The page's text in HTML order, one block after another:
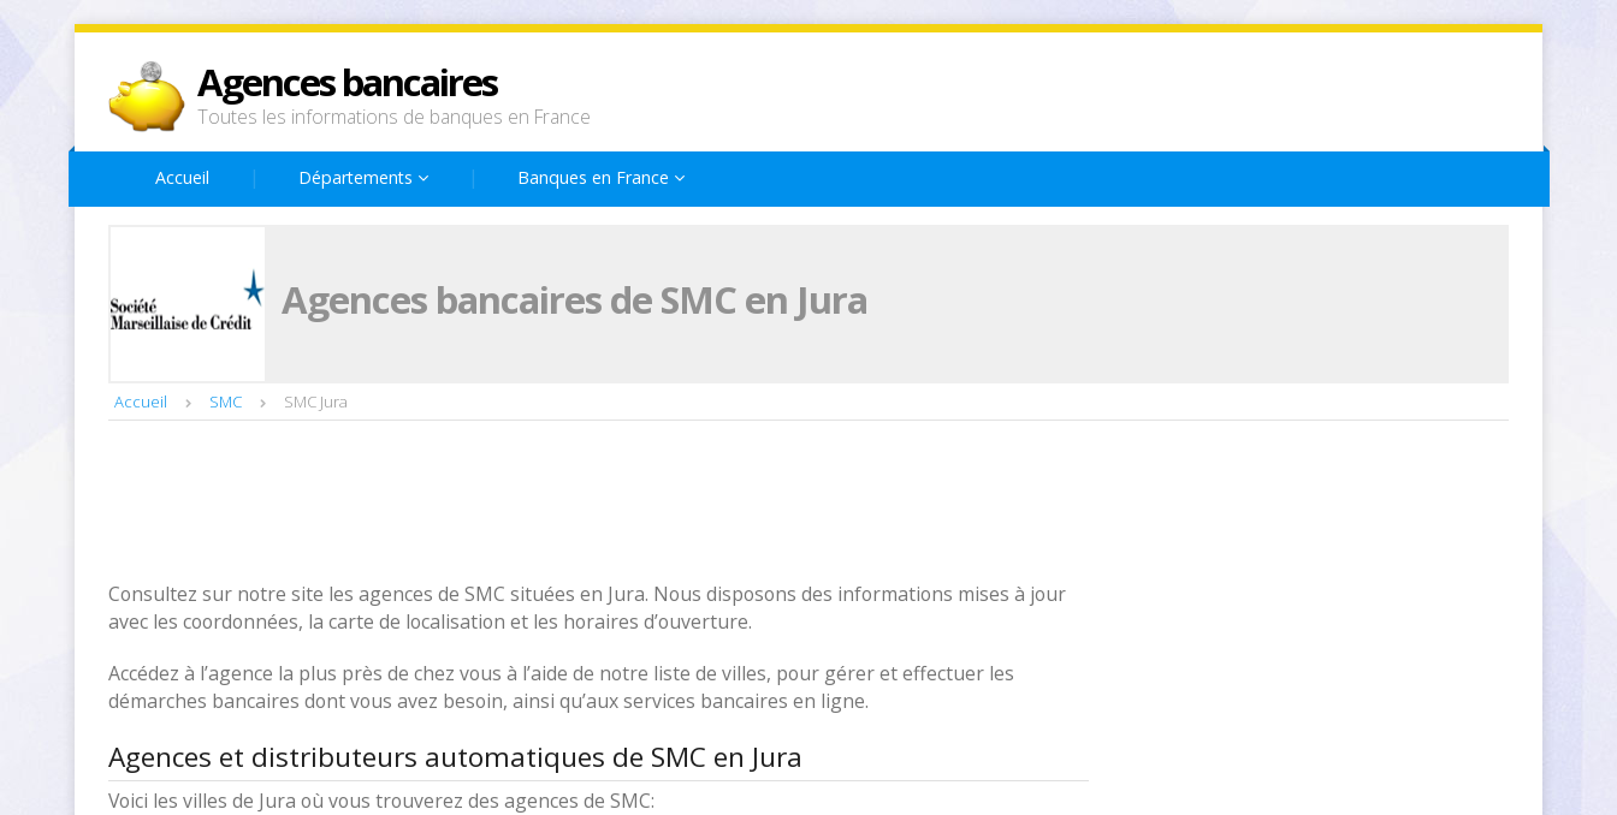
Agences bancaires
Toutes les informations de banques en France
Accueil Départements Banques en France
Agences bancaires de SMC en Jura
Accueil SMC SMC Jura
Consultez sur notre site les agences de SMC situées en Jura. Nous disposons des informations mises à jour
avec les coordonnées, la carte de localisation et les horaires d’ouverture.
Accédez à l’agence la plus près de chez vous à l’aide de notre liste de villes, pour gérer et effectuer les
démarches bancaires dont vous avez besoin, ainsi qu’aux services bancaires en ligne.
Agences et distributeurs automatiques de SMC en Jura
Voici les villes de Jura où vous trouverez des agences de SMC: